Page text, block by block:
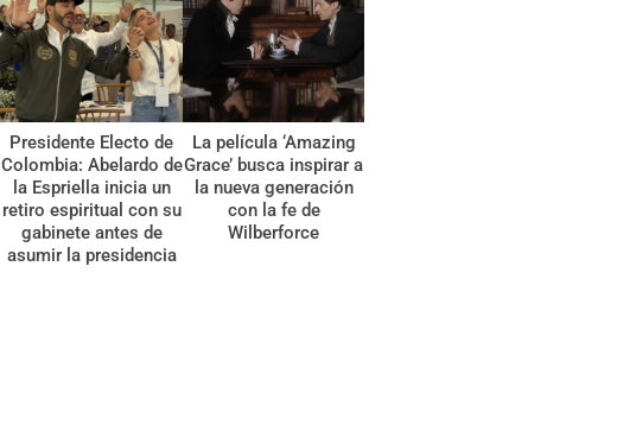
Presidente Electo de
Colombia: Abelardo de
la Espriella inicia un
retiro espiritual con su
gabinete antes de
asumir la presidencia
La película ‘Amazing
Grace’ busca inspirar a
la nueva generación
con la fe de
Wilberforce